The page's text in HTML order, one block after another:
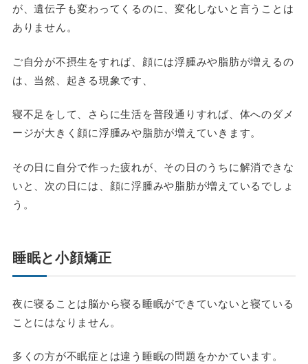
が、遺伝子も変わってくるのに、変化しないと言うことは
ありません。
ご自分が不摂生をすれば、顔には浮腫みや脂肪が増えるの
は、当然、起きる現象です、
寝不足をして、さらに生活を普段通りすれば、体へのダメ
ージが大きく顔に浮腫みや脂肪が増えていきます。
その日に自分で作った疲れが、その日のうちに解消できな
いと、次の日には、顔に浮腫みや脂肪が増えているでしょ
う。
睡眠と小顔矯正
夜に寝ることは脳から寝る睡眠ができていないと寝ている
ことにはなりません。
多くの方が不眠症とは違う睡眠の問題をかかています。